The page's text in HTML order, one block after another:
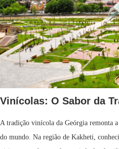
Vinícolas: O Sabor da
A tradição vinícola da Geórgia remonta
do mundo. Na região de Kakheti,